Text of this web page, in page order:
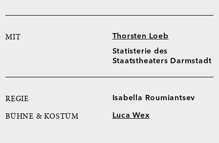
MIT
Thorsten Loeb
Statisterie des
Staatstheaters Darmstadt
REGIE Isabella Roumiantsev
BÜHNE & KOSTÜM Luca Wex